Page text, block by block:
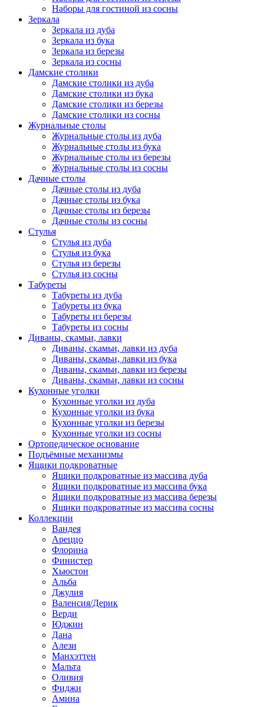
Наборы для гостиной из сосны
Зеркала
Зеркала из дуба
Зеркала из бука
Зеркала из березы
Зеркала из сосны
Дамские столики
Дамские столики из дуба
Дамские столики из бука
Дамские столики из березы
Дамские столики из сосны
Журнальные столы
Журнальные столы из дуба
Журнальные столы из бука
Журнальные столы из березы
Журнальные столы из сосны
Дачные столы
Дачные столы из дуба
Дачные столы из бука
Дачные столы из березы
Дачные столы из сосны
Стулья
Стулья из дуба
Стулья из бука
Стулья из березы
Стулья из сосны
Табуреты
Табуреты из дуба
Табуреты из бука
Табуреты из березы
Табуреты из сосны
Диваны, скамьи, лавки
Диваны, скамьи, лавки из дуба
Диваны, скамьи, лавки из бука
Диваны, скамьи, лавки из березы
Диваны, скамьи, лавки из сосны
Кухонные уголки
Кухонные уголки из дуба
Кухонные уголки из бука
Кухонные уголки из березы
Кухонные уголки из сосны
Ортопедическое основание
Подъёмные механизмы
Ящики подкроватные
Ящики подкроватные из массива дуба
Ящики подкроватные из массива бука
Ящики подкроватные из массива березы
Ящики подкроватные из массива сосны
Коллекции
Вандея
Ареццо
Флорина
Финистер
Хьюстон
Альба
Джулия
Валенсия/Дерик
Верди
Юджин
Дана
Алези
Манхэттен
Мальта
Оливия
Фиджи
Амина